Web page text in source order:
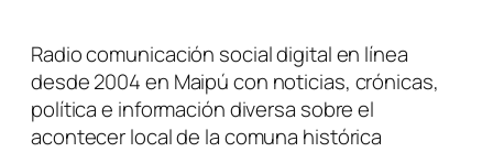
Radio comunicación social digital en línea
desde 2004 en Maipú con noticias, crónicas,
política e información diversa sobre el
acontecer local de la comuna histórica